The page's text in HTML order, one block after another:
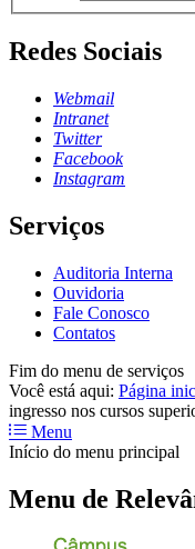
Redes Sociais
Webmail
Intranet
Twitter
Facebook
Instagram
Serviços
Auditoria Interna
Ouvidoria
Fale Conosco
Contatos
Fim do menu de serviços
Você está aqui: Página
ingresso nos cursos
Menu
Início do menu principal
Menu de